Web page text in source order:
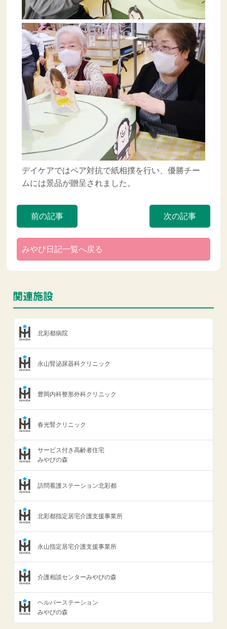
デイケアではペア対抗で紙相撲を行い、優勝チー
ムには景品が贈呈されました。
前の記事 次の記事
みやび日記一覧へ戻る
北彩都病院
永山腎泌尿器科クリニック
豊岡内科整形外科クリニック
春光腎クリニック
サービス付き高齢者住宅
みやびの森
訪問看護ステーション北彩都
北彩都指定居宅介護支援事業所
永山指定居宅介護支援事業所
介護相談センターみやびの森
ヘルパーステーション
みやびの森